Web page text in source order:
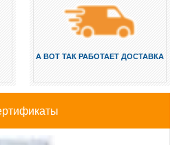
А ВОТ ТАК РАБОТАЕТ ДОСТАВКА